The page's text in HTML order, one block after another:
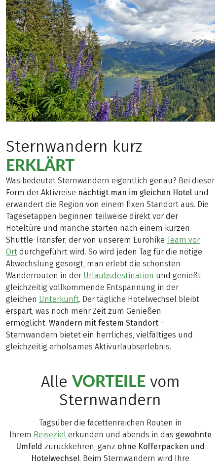
Sternwandern kurz
ERKLÄRT
Was bedeutet Sternwandern eigentlich genau? Bei dieser
Form der Aktivreise nächtigt man im gleichen Hotel und
erwandert die Region von einem fixen Standort aus. Die
Tagesetappen beginnen teilweise direkt vor der
Hoteltüre und manche starten nach einem kurzen
Shuttle-Transfer, der von unserem Eurohike Team vor
Ort durchgeführt wird. So wird jeden Tag für die nötige
Abwechslung gesorgt, man erlebt die schönsten
Wanderrouten in der Urlaubsdestination und genießt
gleichzeitig vollkommende Entspannung in der
gleichen Unterkunft. Der tägliche Hotelwechsel bleibt
erspart, was noch mehr Zeit zum Genießen
ermöglicht. Wandern mit festem Standort –
Sternwandern bietet ein herrliches, vielfältiges und
gleichzeitig erholsames Aktivurlaubserlebnis.
Alle VORTEILEvom
Sternwandern
Tagsüber die facettenreichen Routen in
Ihrem Reisezielerkunden und abends in das gewohnte
Umfeld zurückkehren, ganz ohne Kofferpacken und
Hotelwechsel. Beim Sternwandern wird Ihre